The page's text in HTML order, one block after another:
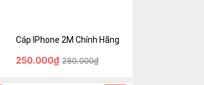
Cáp IPhone 2M Chính Hãng
250.000₫ 280.000₫
280.000₫
Giỏ hàng Mua Ngay